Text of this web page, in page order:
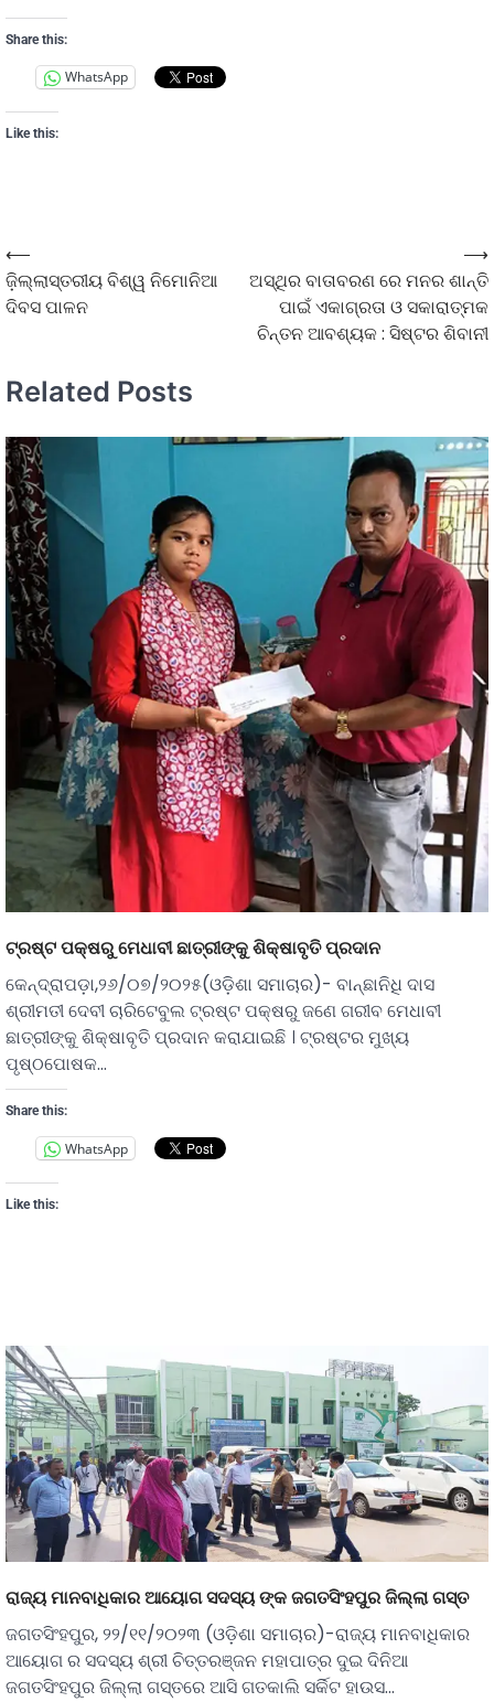
Share this:
WhatsApp
Like this:
⟵
ଜ଼ିଲ୍ଲାସ୍ତରୀୟ ବିଶ୍ୱ ନିମୋନିଆ
ଦିବସ ପାଳନ
ଅସ୍ଥିର ବାତାବରଣ ରେ ମନର ଶାନ୍ତି
ପାଇଁ ଏକାଗ୍ରତା ଓ ସକାରାତ୍ମକ
ଚିନ୍ତନ ଆବଶ୍ୟକ : ସିଷ୍ଟର ଶିବାନୀ
⟶
Related Posts
ଟ୍ରଷ୍ଟ ପକ୍ଷରୁ ମେଧାବୀ ଛାତ୍ରୀଙ୍କୁ ଶିକ୍ଷାବୃତି ପ୍ରଦାନ
କେନ୍ଦ୍ରାପଡ଼ା,୨୬/୦୭/୨୦୨୫(ଓଡ଼ିଶା ସମାଚାର)- ବାନ୍ଛାନିଧି ଦାସ
ଶ୍ରୀମତୀ ଦେବୀ ଚାରିଟେବୁଲ ଟ୍ରଷ୍ଟ ପକ୍ଷରୁ ଜଣେ ଗରୀବ ମେଧାବୀ
ଛାତ୍ରୀଙ୍କୁ ଶିକ୍ଷାବୃତି ପ୍ରଦାନ କରାଯାଇଛି । ଟ୍ରଷ୍ଟର ମୁଖ୍ୟ
ପୃଷ୍ଠପୋଷକ…
Share this:
WhatsApp
Like this:
ରାଜ୍ୟ ମାନବାଧିକାର ଆୟୋଗ ସଦସ୍ୟ ଙ୍କ ଜଗତସିଂହପୁର ଜିଲ୍ଲା ଗସ୍ତ
ଜଗତସିଂହପୁର, ୨୨/୧୧/୨୦୨୩ (ଓଡ଼ିଶା ସମାଚାର)-ରାଜ୍ୟ ମାନବାଧିକାର
ଆୟୋଗ ର ସଦସ୍ୟ ଶ୍ରୀ ଚିତ୍ତରଞ୍ଜନ ମହାପାତ୍ର ଦୁଇ ଦିନିଆ
ଜଗତସିଂହପୁର ଜିଲ୍ଲା ଗସ୍ତରେ ଆସି ଗତକାଲି ସର୍କିଟ ହାଉସ…